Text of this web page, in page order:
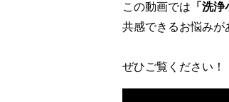
この動画では 「洗
共感できるお悩みが
ぜひご覧ください！